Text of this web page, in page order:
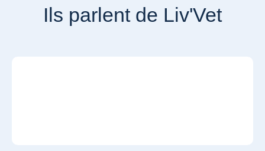
Ils parlent de Liv'Vet